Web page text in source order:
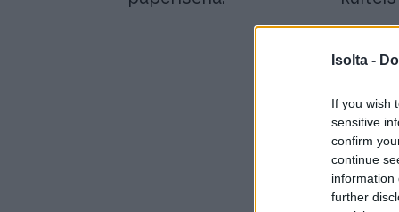
Isolta -
If you wish
sensitive
confirm
continue
information
further